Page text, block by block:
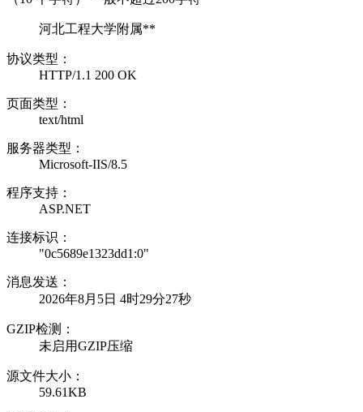
河北工程大学附属**
协议类型：
HTTP/1.1 200 OK
页面类型：
text/html
服务器类型：
Microsoft-IIS/8.5
程序支持：
ASP.NET
连接标识：
"0c5689e1323dd1:0"
消息发送：
2026年8月5日 4时29分27秒
GZIP检测：
未启用GZIP压缩
源文件大小：
59.61KB